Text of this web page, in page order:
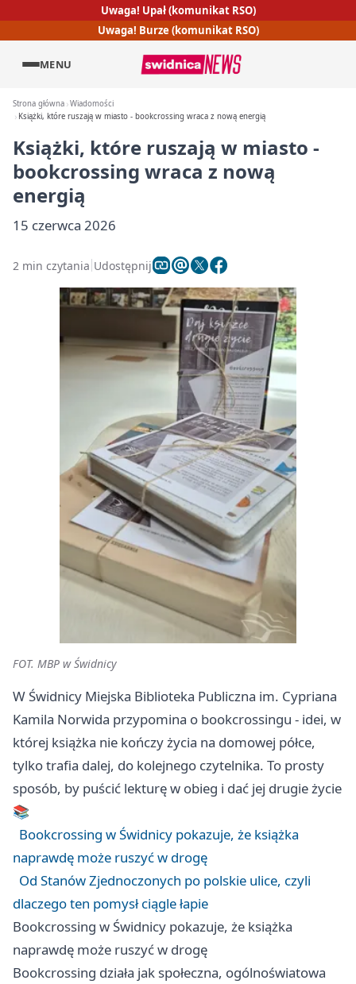
Uwaga! Upał (komunikat RSO)
Uwaga! Burze (komunikat RSO)
MENU
Strona główna Wiadomości
Książki, które ruszają w miasto - bookcrossing wraca z nową energią
Książki, które ruszają w miasto -
bookcrossing wraca z nową
energią
15 czerwca 2026
2 min czytania Udostępnij
FOT. MBP w Świdnicy
W Świdnicy Miejska Biblioteka Publiczna im. Cypriana
Kamila Norwida przypomina o bookcrossingu - idei, w
której książka nie kończy życia na domowej półce,
tylko trafia dalej, do kolejnego czytelnika. To prosty
sposób, by puścić lekturę w obieg i dać jej drugie życie
📚
Bookcrossing w Świdnicy pokazuje, że książka
naprawdę może ruszyć w drogę
Od Stanów Zjednoczonych po polskie ulice, czyli
dlaczego ten pomysł ciągle łapie
Bookcrossing w Świdnicy pokazuje, że książka
naprawdę może ruszyć w drogę
Bookcrossing działa jak społeczna, ogólnoświatowa